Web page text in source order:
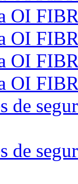
OI
OI
OI
OI
de
de